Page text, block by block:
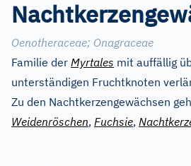
Oenotheraceae; Onagraceae
Familie der Myrtales mit auffällig
unterständigen Fruchtknoten
Zu den Nachtkerzengewächsen
Weidenröschen, Fuchsie,